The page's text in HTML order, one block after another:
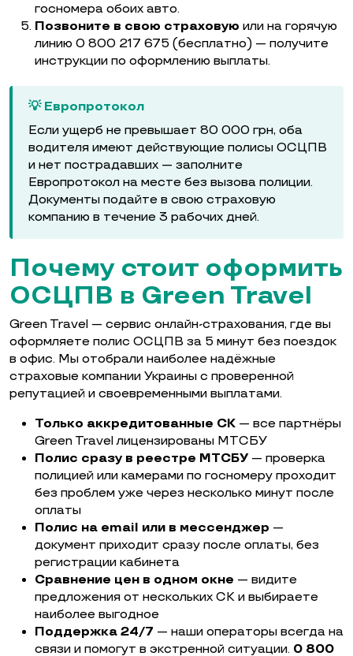
госномера обоих авто.
Позвоните в свою страховую или на горячую
линию 0 800 217 675 (бесплатно) — получите
инструкции по оформлению выплаты.
💡 Европротокол
Если ущерб не превышает 80 000 грн, оба
водителя имеют действующие полисы ОСЦПВ
и нет пострадавших — заполните
Европротокол на месте без вызова полиции.
Документы подайте в свою страховую
компанию в течение 3 рабочих дней.
Почему стоит оформить
ОСЦПВ в Green Travel
Green Travel — сервис онлайн-страхования, где вы
оформляете полис ОСЦПВ за 5 минут без поездок
в офис. Мы отобрали наиболее надёжные
страховые компании Украины с проверенной
репутацией и своевременными выплатами.
Только аккредитованные СК — все партнёры
Green Travel лицензированы МТСБУ
Полис сразу в реестре МТСБУ— проверка
полицией или камерами по госномеру проходит
без проблем уже через несколько минут после
оплаты
Полис на email или в мессенджер —
документ приходит сразу после оплаты, без
регистрации кабинета
Сравнение цен в одном окне — видите
предложения от нескольких СК и выбираете
наиболее выгодное
Поддержка 24/7 — наши операторы всегда на
связи и помогут в экстренной ситуации. 0 800